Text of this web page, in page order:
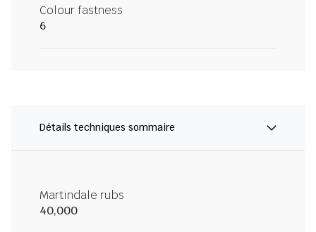
Colour fastness
6
Détails techniques sommaire
Martindale rubs
40,000